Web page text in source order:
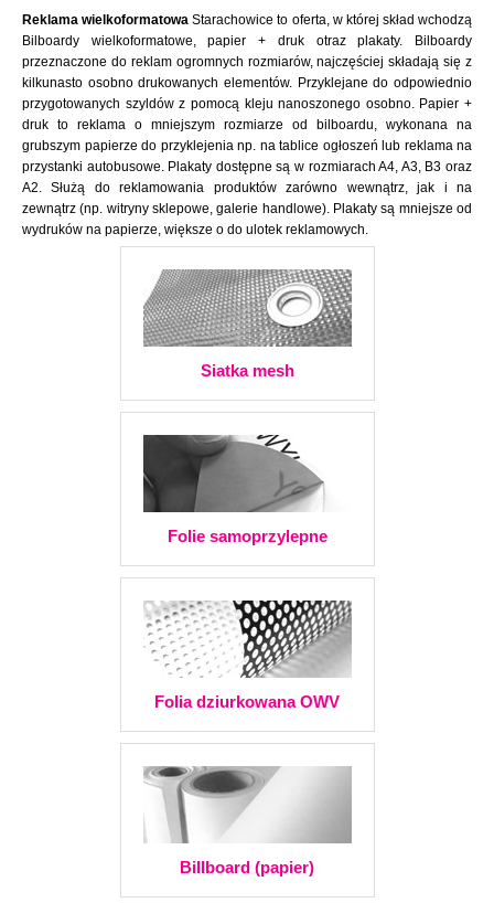
Reklama wielkoformatowa Starachowice to oferta, w której skład wchodzą
Bilboardy wielkoformatowe, papier + druk otraz plakaty. Bilboardy
przeznaczone do reklam ogromnych rozmiarów, najczęściej składają się z
kilkunasto osobno drukowanych elementów. Przyklejane do odpowiednio
przygotowanych szyldów z pomocą kleju nanoszonego osobno. Papier +
druk to reklama o mniejszym rozmiarze od bilboardu, wykonana na
grubszym papierze do przyklejenia np. na tablice ogłoszeń lub reklama na
przystanki autobusowe. Plakaty dostępne są w rozmiarach A4, A3, B3 oraz
A2. Służą do reklamowania produktów zarówno wewnątrz, jak i na
zewnątrz (np. witryny sklepowe, galerie handlowe). Plakaty są mniejsze od
wydruków na papierze, większe o do ulotek reklamowych.
Siatka mesh
Folie samoprzylepne
Folia dziurkowana OWV
Billboard (papier)